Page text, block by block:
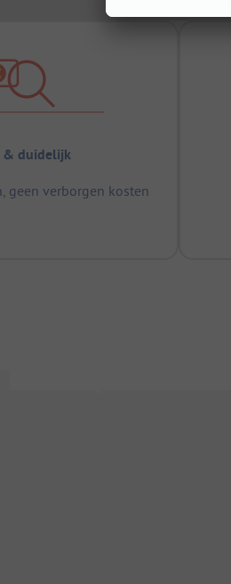
& duidelijk
geen verborgen kosten